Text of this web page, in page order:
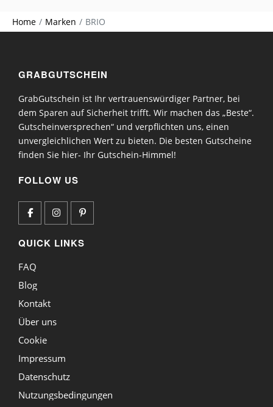
Home Marken BRIO
GRABGUTSCHEIN
GrabGutschein ist Ihr vertrauenswürdiger Partner, bei
dem Sparen auf Sicherheit trifft. Wir machen das „Beste“.
Gutscheinversprechen“ und verpflichten uns, einen
unvergleichlichen Wert zu bieten. Die besten Gutscheine
finden Sie hier- Ihr Gutschein-Himmel!
FOLLOW US
QUICK LINKS
FAQ
Blog
Kontakt
Über uns
Cookie
Impressum
Datenschutz
Nutzungsbedingungen